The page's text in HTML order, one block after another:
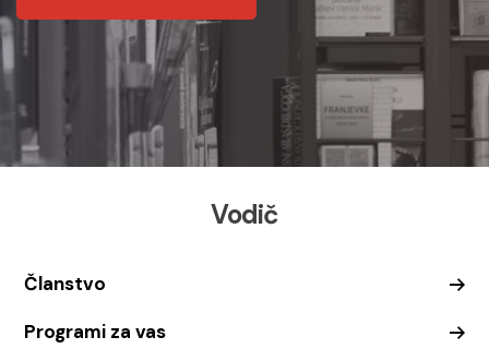
Vodič
Članstvo
Programi za vas